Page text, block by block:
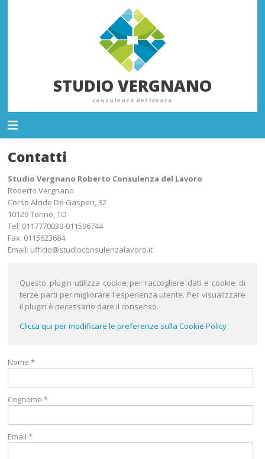
STUDIO VERGNANO
consulenza del lavoro
Contatti
Studio Vergnano Roberto Consulenza del Lavoro
Roberto Vergnano
Corso Alcide De Gasperi, 32
10129Torino,TO
Tel: 0117770030-011596744
Fax: 0115623684
Email: ufficio@studioconsulenzalavoro.it
Questo plugin utilizza cookie per raccogliere dati e cookie di
terze parti per migliorare l'esperienza utente. Per visualizzare
il plugin è necessario dare il consenso.
Clicca qui per modificare le preferenze sulla Cookie Policy
Nome *
Cognome *
Email *